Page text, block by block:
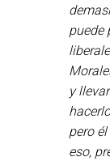
puede
y
pero
eso,